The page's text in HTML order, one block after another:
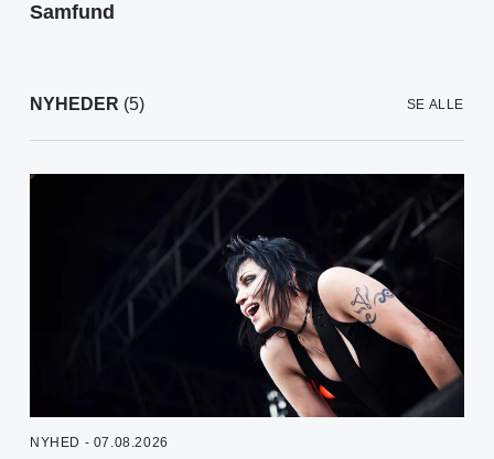
Samfund
NYHEDER (5) SE ALLE
NYHED - 07.08.2026